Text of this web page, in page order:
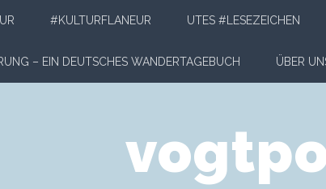
#KULTURFLANEUR UTES #LESEZEICHEN
– EIN DEUTSCHES WANDERTAGEBUCH ÜBER